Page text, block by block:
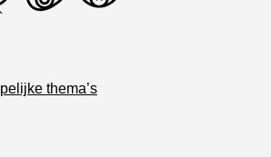
thema’s